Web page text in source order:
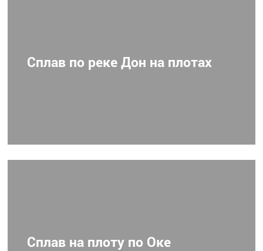
Сплав по реке Дон на плотах
Сплав на плоту по Оке